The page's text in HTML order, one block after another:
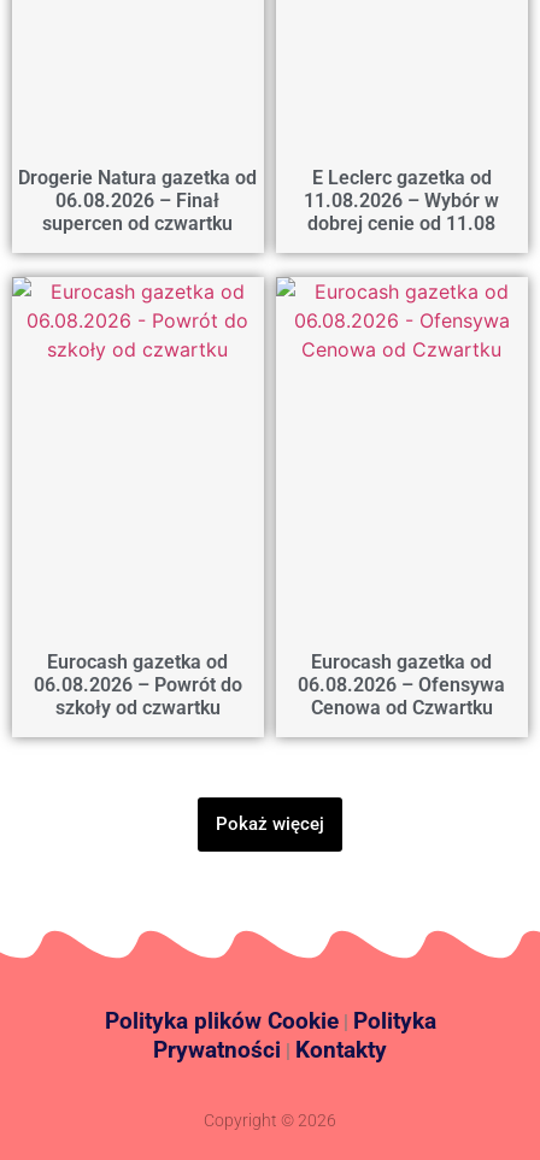
Drogerie Natura gazetka od
06.08.2026 – Finał
supercen od czwartku
E Leclerc gazetka od
11.08.2026 – Wybór w
dobrej cenie od 11.08
Eurocash gazetka od
06.08.2026 – Powrót do
szkoły od czwartku
Eurocash gazetka od
06.08.2026 – Ofensywa
Cenowa od Czwartku
Pokaż więcej
Polityka plików Cookie| Polityka
Prywatności | Kontakty
Copyright © 2026